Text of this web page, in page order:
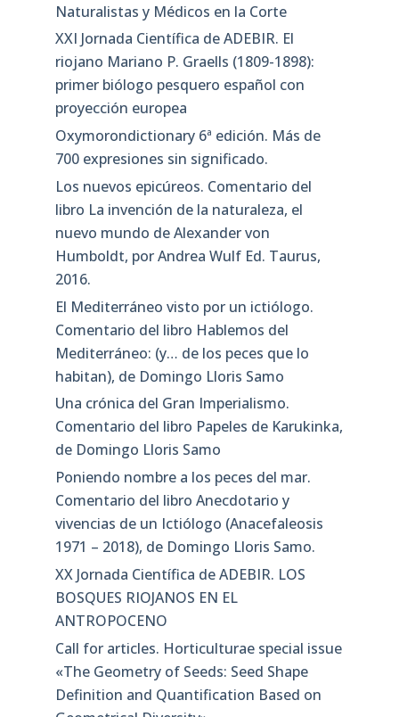
Naturalistas y Médicos en la Corte
XXI Jornada Científica de ADEBIR. El
riojano Mariano P. Graells (1809-1898):
primer biólogo pesquero español con
proyección europea
Oxymorondictionary 6ª edición. Más de
700 expresiones sin significado.
Los nuevos epicúreos. Comentario del
libro La invención de la naturaleza, el
nuevo mundo de Alexander von
Humboldt, por Andrea Wulf Ed. Taurus,
2016.
El Mediterráneo visto por un ictiólogo.
Comentario del libro Hablemos del
Mediterráneo: (y… de los peces que lo
habitan), de Domingo Lloris Samo
Una crónica del Gran Imperialismo.
Comentario del libro Papeles de Karukinka,
de Domingo Lloris Samo
Poniendo nombre a los peces del mar.
Comentario del libro Anecdotario y
vivencias de un Ictiólogo (Anacefaleosis
1971 – 2018), de Domingo Lloris Samo.
XX Jornada Científica de ADEBIR. LOS
BOSQUES RIOJANOS EN EL
ANTROPOCENO
Call for articles. Horticulturae special issue
«The Geometry of Seeds: Seed Shape
Definition and Quantification Based on